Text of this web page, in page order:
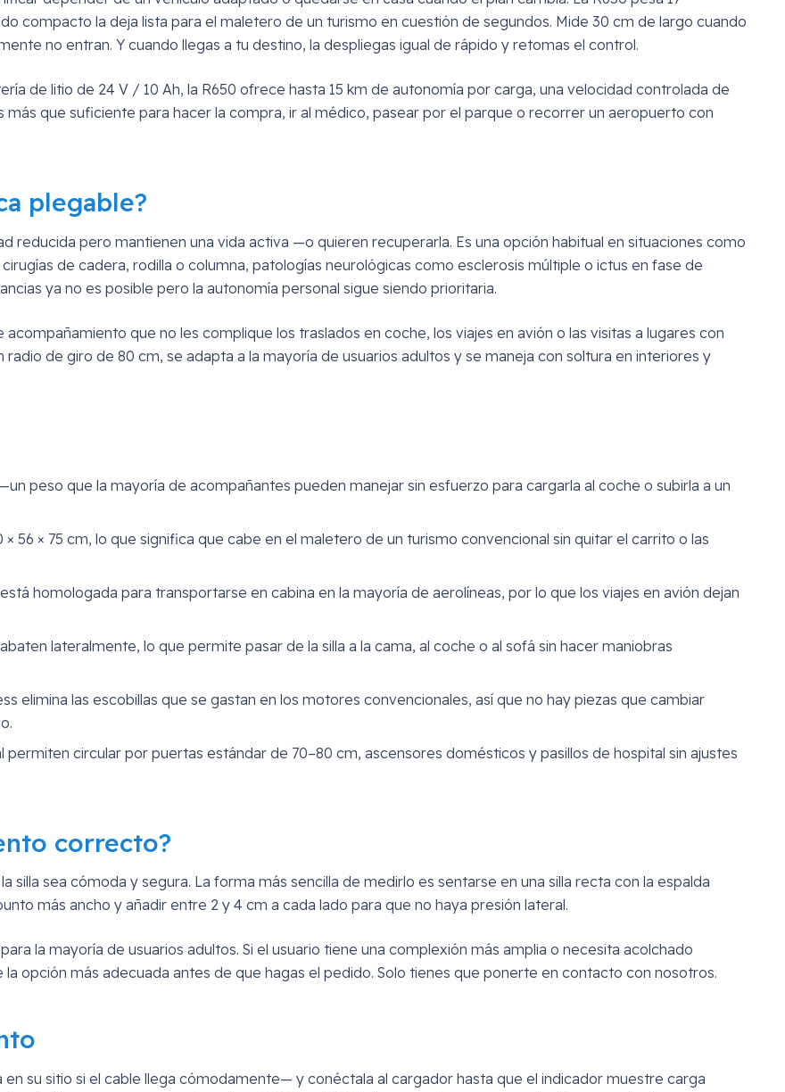
compacto la deja lista para el maletero de un turismo en cuestión de segundos. Mide 30 cm de largo cuando
no entran. Y cuando llegas a tu destino, la despliegas igual de rápido y retomas el control.
de litio de 24 V / 10 Ah, la R650 ofrece hasta 15 km de autonomía por carga, una velocidad controlada de
que suficiente para hacer la compra, ir al médico, pasear por el parque o recorrer un aeropuerto con
plegable?
reducida pero mantienen una vida activa —o quieren recuperarla. Es una opción habitual en situaciones como
de cadera, rodilla o columna, patologías neurológicas como esclerosis múltiple o ictus en fase de
ya no es posible pero la autonomía personal sigue siendo prioritaria.
que no les complique los traslados en coche, los viajes en avión o las visitas a lugares con
de giro de 80 cm, se adapta a la mayoría de usuarios adultos y se maneja con soltura en interiores y
peso que la mayoría de acompañantes pueden manejar sin esfuerzo para cargarla al coche o subirla a un
× 56 × 75 cm, lo que significa que cabe en el maletero de un turismo convencional sin quitar el carrito o las
homologada para transportarse en cabina en la mayoría de aerolíneas, por lo que los viajes en avión dejan
lateralmente, lo que permite pasar de la silla a la cama, al coche o al sofá sin hacer maniobras
elimina las escobillas que se gastan en los motores convencionales, así que no hay piezas que cambiar
permiten circular por puertas estándar de 70–80 cm, ascensores domésticos y pasillos de hospital sin ajustes
correcto?
silla sea cómoda y segura. La forma más sencilla de medirlo es sentarse en una silla recta con la espalda
más ancho y añadir entre 2 y 4 cm a cada lado para que no haya presión lateral.
la mayoría de usuarios adultos. Si el usuario tiene una complexión más amplia o necesita acolchado
opción más adecuada antes de que hagas el pedido. Solo tienes que ponerte en contacto con nosotros.
su sitio si el cable llega cómodamente— y conéctala al cargador hasta que el indicador muestre carga